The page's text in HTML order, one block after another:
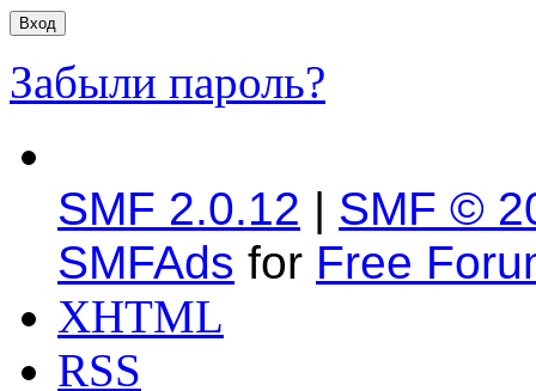
Забыли пароль?
SMF 2.0.12 | SMF ©
SMFAds for Free
XHTML
RSS